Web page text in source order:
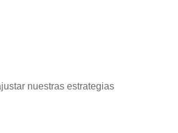
nuestras estrategias